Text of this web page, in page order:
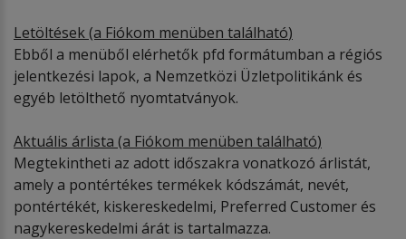
Letöltések(a Fiókom menüben található)
Ebből a menüből elérhetők pfd formátumban a régiós
jelentkezési lapok, a Nemzetközi Üzletpolitikánk és
egyéb letölthető nyomtatványok.
Aktuális árlista (a Fiókom menüben található)
Megtekintheti az adott időszakra vonatkozó árlistát,
amely a pontértékes termékek kódszámát, nevét,
pontértékét, kiskereskedelmi, Preferred Customer és
nagykereskedelmi árát is tartalmazza.